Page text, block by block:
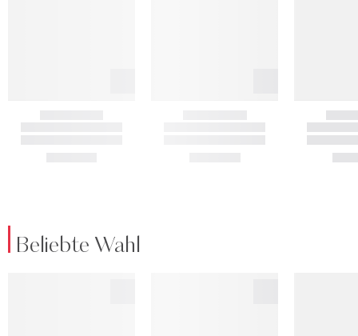
Beliebte Wahl